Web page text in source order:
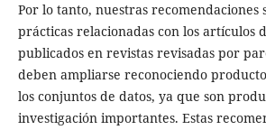
Por lo tanto, nuestras recomendaciones
prácticas relacionadas con los artículos
publicados en revistas revisadas por
deben ampliarse reconociendo
los conjuntos de datos, ya que son
investigación importantes. Estas